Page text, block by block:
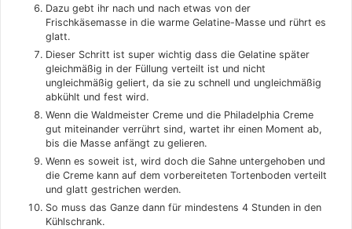
Dazu gebt ihr nach und nach etwas von der
Frischkäsemasse in die warme Gelatine-Masse und rührt es
glatt.
Dieser Schritt ist super wichtig dass die Gelatine später
gleichmäßig in der Füllung verteilt ist und nicht
ungleichmäßig geliert, da sie zu schnell und ungleichmäßig
abkühlt und fest wird.
Wenn die Waldmeister Creme und die Philadelphia Creme
gut miteinander verrührt sind, wartet ihr einen Moment ab,
bis die Masse anfängt zu gelieren.
Wenn es soweit ist, wird doch die Sahne untergehoben und
die Creme kann auf dem vorbereiteten Tortenboden verteilt
und glatt gestrichen werden.
So muss das Ganze dann für mindestens 4 Stunden in den
Kühlschrank.